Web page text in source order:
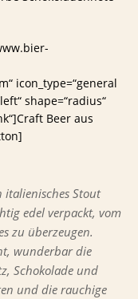
icon_type=“general
shape=“radius“
Beer aus
italienisches Stout
edel verpackt, vom
zu überzeugen.
wunderbar die
Schokolade und
und die rauchige